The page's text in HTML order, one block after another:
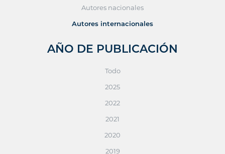
Autores nacionales
Autores internacionales
AÑO DE PUBLICACIÓN
Todo
2025
2022
2021
2020
2019